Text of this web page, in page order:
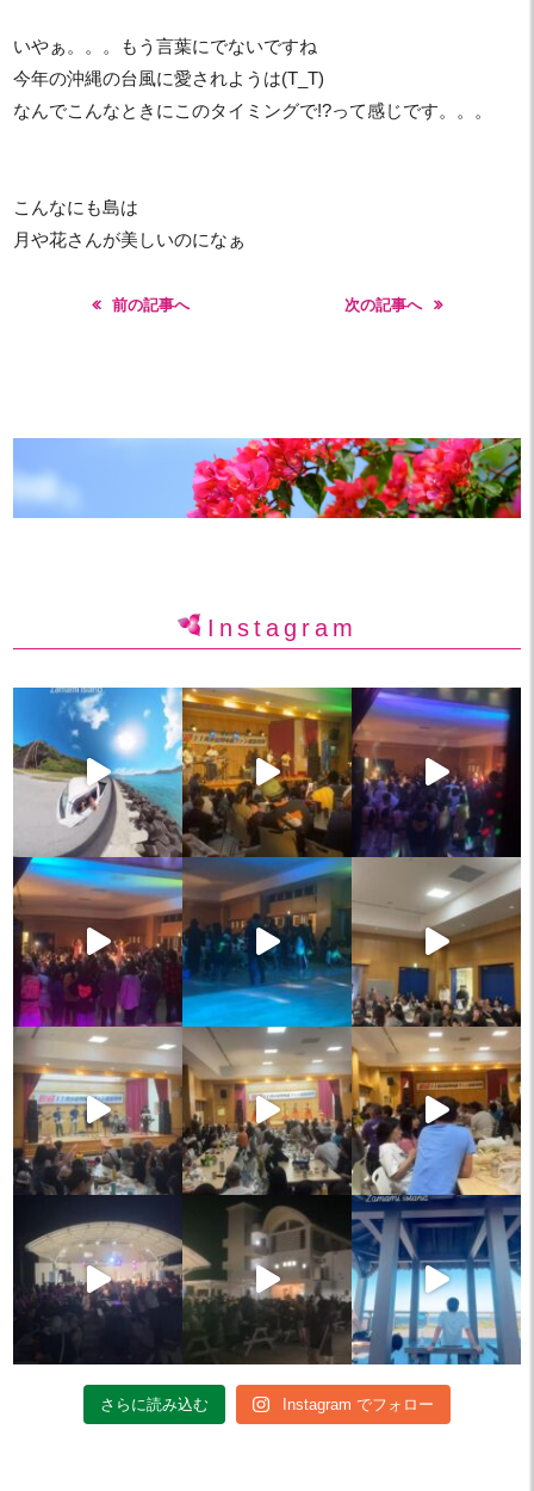
いやぁ。。。もう言葉にでないですね
今年の沖縄の台風に愛されようは(T_T)
なんでこんなときにこのタイミングで!?って感じです。。。
こんなにも島は
月や花さんが美しいのになぁ
前の記事へ 次の記事へ
Instagram
さらに読み込む Instagram でフォロー